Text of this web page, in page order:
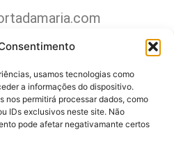
usamos tecnologias como
a informações do dispositivo.
nos permitirá processar dados, como
IDs exclusivos neste site. Não
pode afetar negativamante certos
Newsletter